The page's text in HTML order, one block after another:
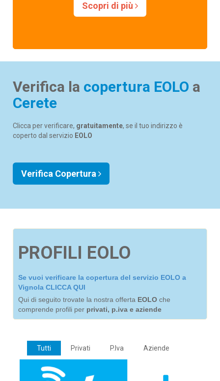
Scopri di più
Verifica la copertura EOLO a
Cerete
Clicca per verificare, gratuitamente, se il tuo indirizzo è
coperto dal servizio EOLO
Verifica Copertura
PROFILI EOLO
Se vuoi verificare la copertura del servizio EOLO a
Vignola CLICCA QUI
Qui di seguito trovate la nostra offerta EOLO che
comprende profili per privati, p.iva e aziende
Tutti Privati P.Iva Aziende